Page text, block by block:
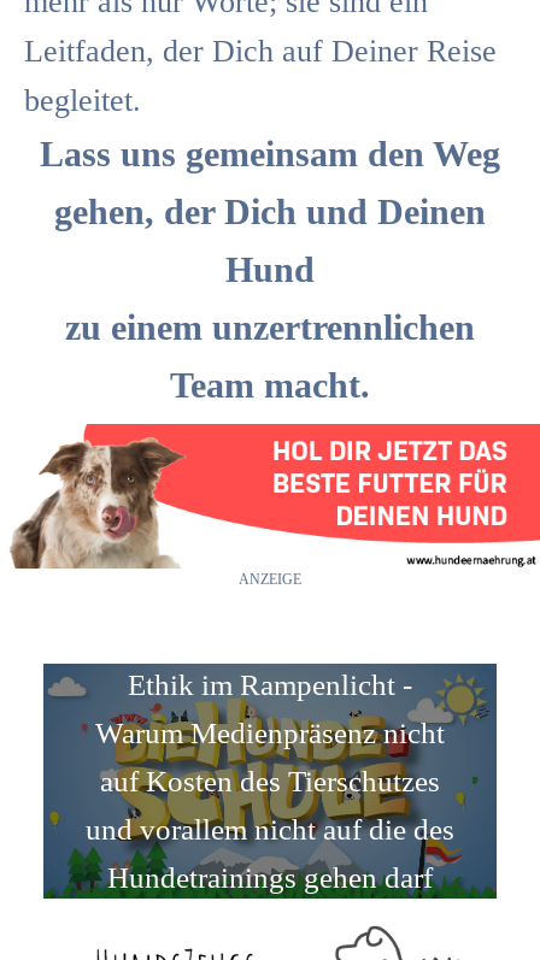
Leitfaden, der Dich auf Deiner Reise
begleitet.
Lass uns gemeinsam den Weg
gehen, der Dich und Deinen
Hund
zu einem unzertrennlichen
Team macht.
ANZEIGE
Ethik im Rampenlicht -
Warum Medienpräsenz nicht
auf Kosten des Tierschutzes
und vorallem nicht auf die des
Hundetrainings gehen darf